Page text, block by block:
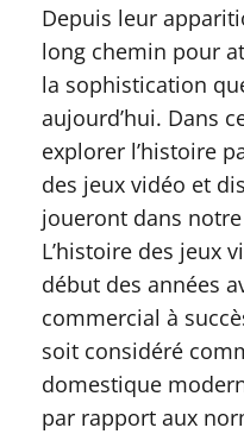
Depuis leur
long chemin pour
la sophistication
aujourd’hui. Dans
explorer l’histoire
des jeux vidéo et
joueront dans
L’histoire des jeux
début des années
commercial à
soit considéré
domestique
par rapport aux